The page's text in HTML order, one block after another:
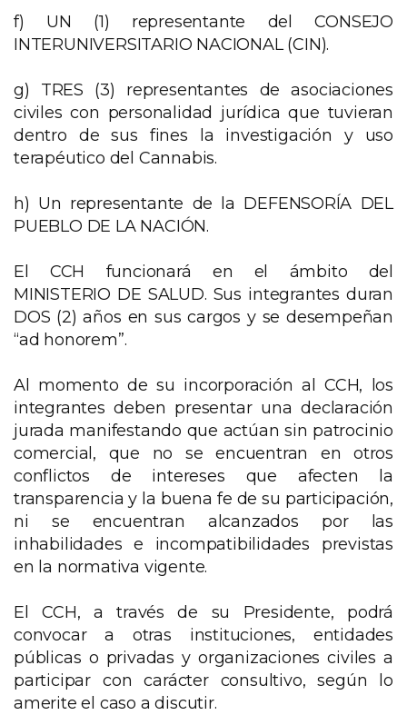
f) UN (1) representante del CONSEJO
INTERUNIVERSITARIO NACIONAL (CIN).
g) TRES (3) representantes de asociaciones
civiles con personalidad jurídica que tuvieran
dentro de sus fines la investigación y uso
terapéutico del Cannabis.
h) Un representante de la DEFENSORÍA DEL
PUEBLO DE LA NACIÓN.
El CCH funcionará en el ámbito del
MINISTERIO DE SALUD. Sus integrantes duran
DOS (2) años en sus cargos y se desempeñan
“ad honorem”.
Al momento de su incorporación al CCH, los
integrantes deben presentar una declaración
jurada manifestando que actúan sin patrocinio
comercial, que no se encuentran en otros
conflictos de intereses que afecten la
transparencia y la buena fe de su participación,
ni se encuentran alcanzados por las
inhabilidades e incompatibilidades previstas
en la normativa vigente.
El CCH, a través de su Presidente, podrá
convocar a otras instituciones, entidades
públicas o privadas y organizaciones civiles a
participar con carácter consultivo, según lo
amerite el caso a discutir.